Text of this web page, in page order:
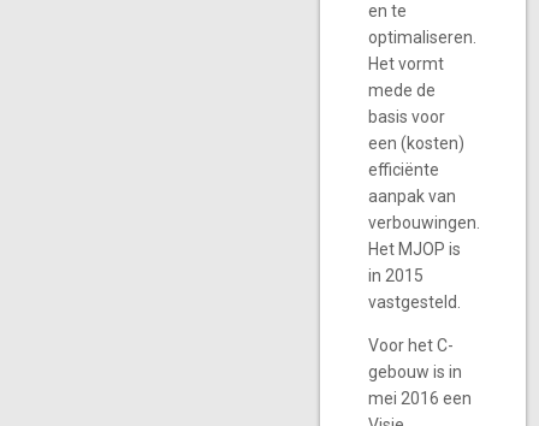
en te
optimaliseren.
Het vormt
mede de
basis voor
een (kosten)
efficiënte
aanpak van
verbouwingen.
Het MJOP is
in 2015
vastgesteld.
Voor het C-
gebouw is in
mei 2016 een